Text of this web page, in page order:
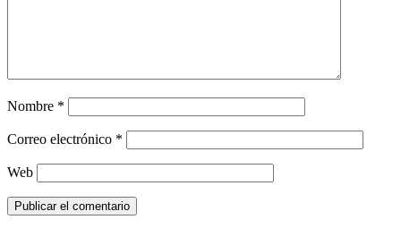
Nombre *
Correo electrónico *
Web